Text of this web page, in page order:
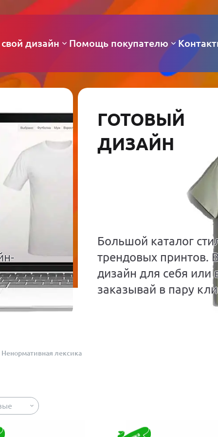
дизайн Помощь покупателю
ГОТОВЫЙ
ДИЗАЙН
Большой каталог
трендовых принтов.
дизайн для себя или
заказывай в пару
Ненормативная лексика